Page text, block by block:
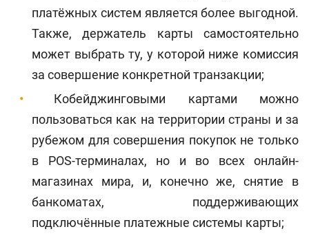
платёжных систем является более выгодной.
Также, держатель карты самостоятельно
может выбрать ту, у которой ниже комиссия
за совершение конкретной транзакции;
Кобейджинговыми картами можно
пользоваться как на территории страны и за
рубежом для совершения покупок не только
в POS-терминалах, но и во всех онлайн-
магазинах мира, и, конечно же, снятие в
банкоматах, поддерживающих
подключённые платежные системы карты;